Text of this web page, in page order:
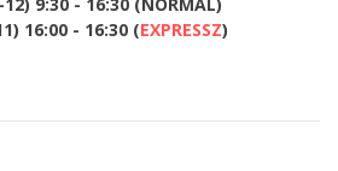
16:00 - 16:30 (EXPRESSZ)